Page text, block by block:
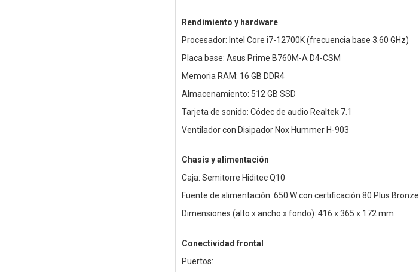
Rendimiento y hardware
Procesador: Intel Core i7-12700K (frecuencia base 3.60 GHz)
Placa base: Asus Prime B760M-A D4-CSM
Memoria RAM: 16 GB DDR4
Almacenamiento: 512 GB SSD
Tarjeta de sonido: Códec de audio Realtek 7.1
Ventilador con Disipador Nox Hummer H-903
Chasis y alimentación
Caja: Semitorre Hiditec Q10
Fuente de alimentación: 650 W con certificación 80 Plus Bronze
Dimensiones (alto x ancho x fondo): 416 x 365 x 172 mm
Conectividad frontal
Puertos: